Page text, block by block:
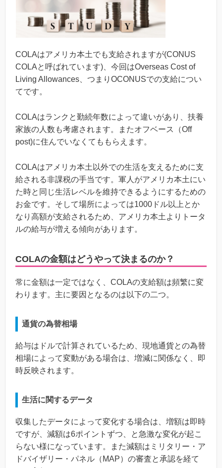
COLAはアメリカ本土でも支給されますが(CONUS
COLAと呼ばれています)、今回はOverseas Cost of
Living Allowances、つまりOCONUSでの支給につい
てです。
COLAはランクと勤続年数によって違いがあり、扶養
家族の人数も考慮されます。またオフベース（Off
post)に住んでいなくてももらえます。
COLAはアメリカ本土以外での生活を支えるために支
給される非課税の手当です。軍人がアメリカ本土にい
た時と同じ生活レベルを維持できるようにするための
お金です。そして場所によっては1000ドル以上とか
なり高額が支給されるため、アメリカ本土よりトータ
ルの給与が増える傾向があります。
COLAの金額はどうやって決まるのか？
常に金額は一定ではなく、COLAの支給額は頻繁に変
わります。主に要因となるのは以下の二つ。
通貨の為替相場
給与はドルで計算されているため、現地通貨との為替
相場によって変動がある場合は、増減に関係なく、即
時反映されます。
生活に関するデータ
収集したデータによって変化する場合は、増額は即時
ですが、減額は6ポイントずつ、と急激な変化が起こ
らない様になっています。また減額はミリタリー・ア
ドバイザリー・パネル（MAP）の審査と承認を経て